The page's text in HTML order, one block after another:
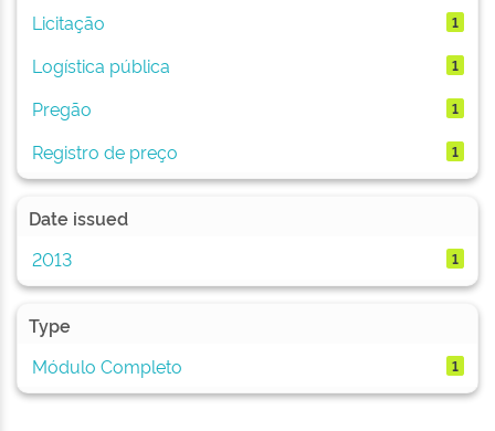
Licitação 1
Logística pública 1
Pregão 1
Registro de preço 1
Date issued
2013
1
Type
Módulo Completo
1